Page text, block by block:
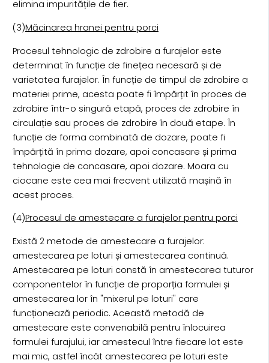
elimina impuritățile de fier.
(3)Măcinarea hranei pentru porci
Procesul tehnologic de zdrobire a furajelor este
determinat în funcție de finețea necesară și de
varietatea furajelor. În funcție de timpul de zdrobire a
materiei prime, acesta poate fi împărțit în proces de
zdrobire într-o singură etapă, proces de zdrobire în
circulație sau proces de zdrobire în două etape. În
funcție de forma combinată de dozare, poate fi
împărțită în prima dozare, apoi concasare și prima
tehnologie de concasare, apoi dozare. Moara cu
ciocane este cea mai frecvent utilizată mașină în
acest proces.
(4)Procesul de amestecare a furajelor pentru porci
Există 2 metode de amestecare a furajelor:
amestecarea pe loturi și amestecarea continuă.
Amestecarea pe loturi constă în amestecarea tuturor
componentelor în funcție de proporția formulei și
amestecarea lor în "mixerul pe loturi" care
funcționează periodic. Această metodă de
amestecare este convenabilă pentru înlocuirea
formulei furajului, iar amestecul între fiecare lot este
mai mic, astfel încât amestecarea pe loturi este